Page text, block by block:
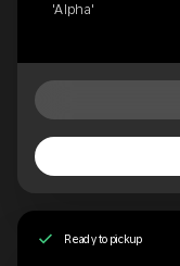
'Alpha'
Ready to pickup